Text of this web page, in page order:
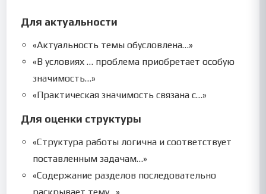
Для актуальности
«Актуальность темы обусловлена…»
«В условиях … проблема приобретает особую
значимость…»
«Практическая значимость связана с…»
Для оценки структуры
«Структура работы логична и соответствует
поставленным задачам…»
«Содержание разделов последовательно